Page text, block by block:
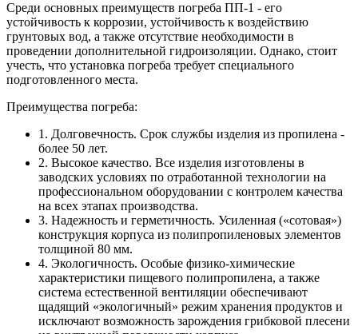
Среди основных преимуществ погреба ПП-1 - его
устойчивость к коррозии, устойчивость к воздействию
грунтовых вод, а также отсутствие необходимости в
проведении дополнительной гидроизоляции. Однако, стоит
учесть, что установка погреба требует специального
подготовленного места.
Преимущества погреба:
1. Долговечность. Срок службы изделия из пропилена -
более 50 лет.
2. Высокое качество. Все изделия изготовлены в
заводских условиях по отработанной технологии на
профессиональном оборудовании с контролем качества
на всех этапах производства.
3. Надежность и герметичность. Усиленная («сотовая»)
конструкция корпуса из полипропиленовых элементов
толщиной 80 мм.
4. Экологичность. Особые физико-химические
характеристики пищевого полипропилена, а также
система естественной вентиляции обеспечивают
щадящий «экологичный» режим хранения продуктов и
исключают возможность зарождения грибковой плесени